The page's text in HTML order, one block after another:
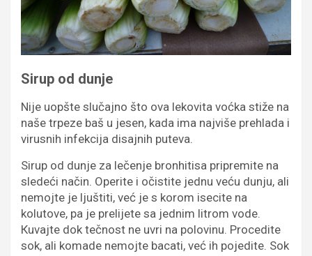
Sirup od dunje
Nije uopšte slučajno što ova lekovita voćka stiže na
naše trpeze baš u jesen, kada ima najviše prehlada i
virusnih infekcija disajnih puteva.
Sirup od dunje za lečenje bronhitisa pripremite na
sledeći način. Operite i očistite jednu veću dunju, ali
nemojte je ljuštiti, već je s korom isecite na
kolutove, pa je prelijete sa jednim litrom vode.
Кuvajte dok tečnost ne uvri na polovinu. Procedite
sok, ali komade nemojte bacati, već ih pojedite. Sok